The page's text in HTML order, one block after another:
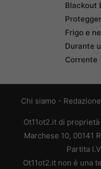
Blackout
Frigo e
Durante
Corrente
Chi siamo - Redazione
Ot11ot2.it di
Marchese 10, 00141
Partita
Ot11ot2.it non è una